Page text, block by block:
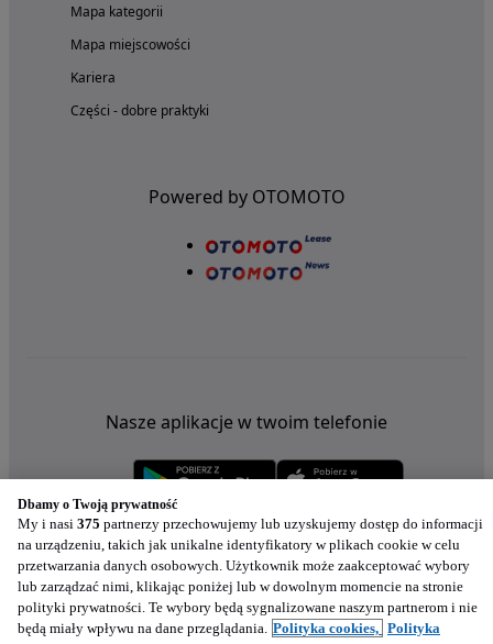
Mapa kategorii
Mapa miejscowości
Kariera
Części - dobre praktyki
Powered by OTOMOTO
Nasze aplikacje w twoim telefonie
Dbamy o Twoją prywatność
My i nasi 375 partnerzy przechowujemy lub uzyskujemy dostęp do informacji
na urządzeniu, takich jak unikalne identyfikatory w plikach cookie w celu
przetwarzania danych osobowych. Użytkownik może zaakceptować wybory
lub zarządzać nimi, klikając poniżej lub w dowolnym momencie na stronie
polityki prywatności. Te wybory będą sygnalizowane naszym partnerom i nie
będą miały wpływu na dane przeglądania. Polityka cookies, Polityka